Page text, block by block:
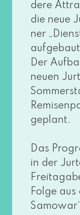
de­re
die neue
ner
Der
neu­en
geplant.
Das
in der
Folge aus